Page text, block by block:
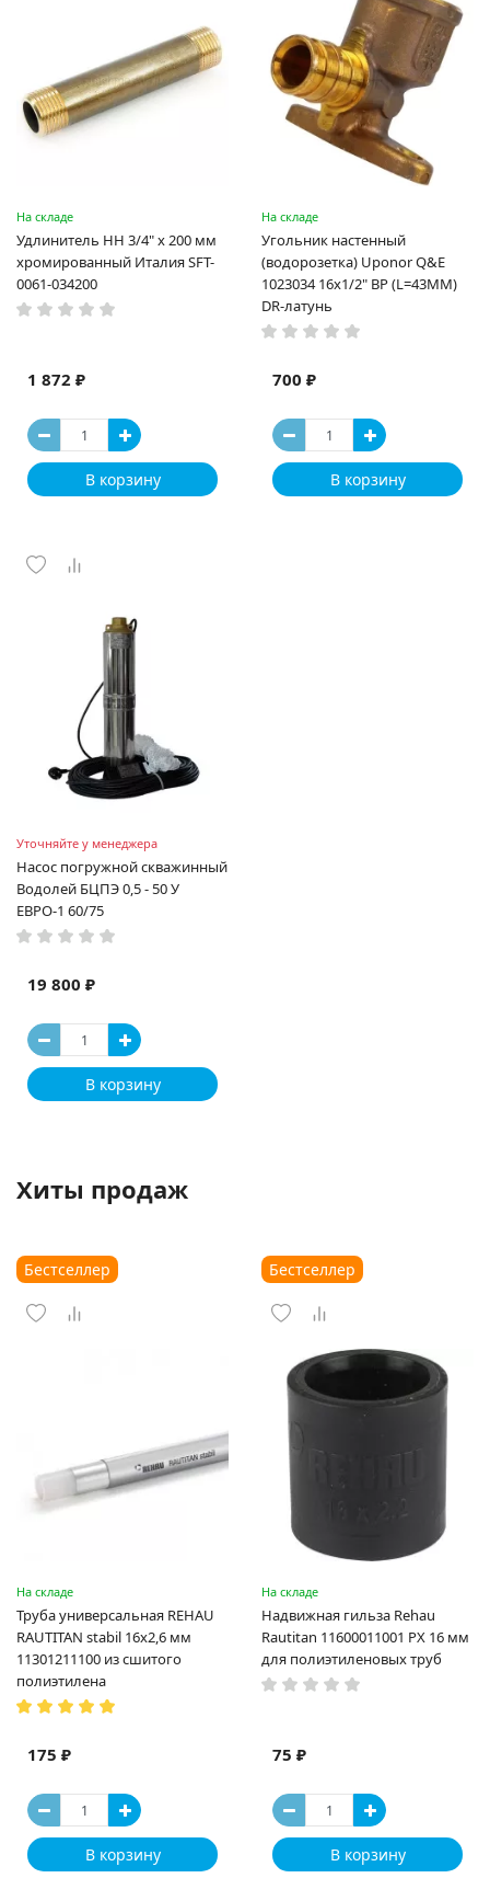
На складе
Удлинитель НН 3/4" x 200 мм
xромированный Италия SFT-
0061-034200
1 872 ₽
В корзину
На складе
Угольник настенный
(водорозетка) Uponor Q&E
1023034 16x1/2" ВР (L=43MM)
DR-латунь
700 ₽
В корзину
Уточняйте у менеджера
Насос погружной скважинный
Водолей БЦПЭ 0,5 - 50 У
ЕВРО-1 60/75
19 800 ₽
В корзину
Хиты продаж
Бестселлер
На складе
Труба универсальная REHAU
RAUTITAN stabil 16х2,6 мм
11301211100 из сшитого
полиэтилена
175 ₽
В корзину
Бестселлер
На складе
Надвижная гильза Rehau
Rautitan 11600011001 PX 16 мм
для полиэтиленовых труб
75 ₽
В корзину